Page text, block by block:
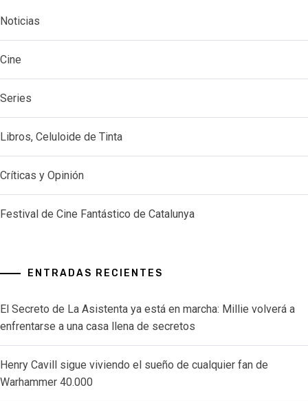
Noticias
Cine
Series
Libros, Celuloide de Tinta
Críticas y Opinión
Festival de Cine Fantástico de Catalunya
ENTRADAS RECIENTES
El Secreto de La Asistenta ya está en marcha: Millie volverá a
enfrentarse a una casa llena de secretos
Henry Cavill sigue viviendo el sueño de cualquier fan de
Warhammer 40.000